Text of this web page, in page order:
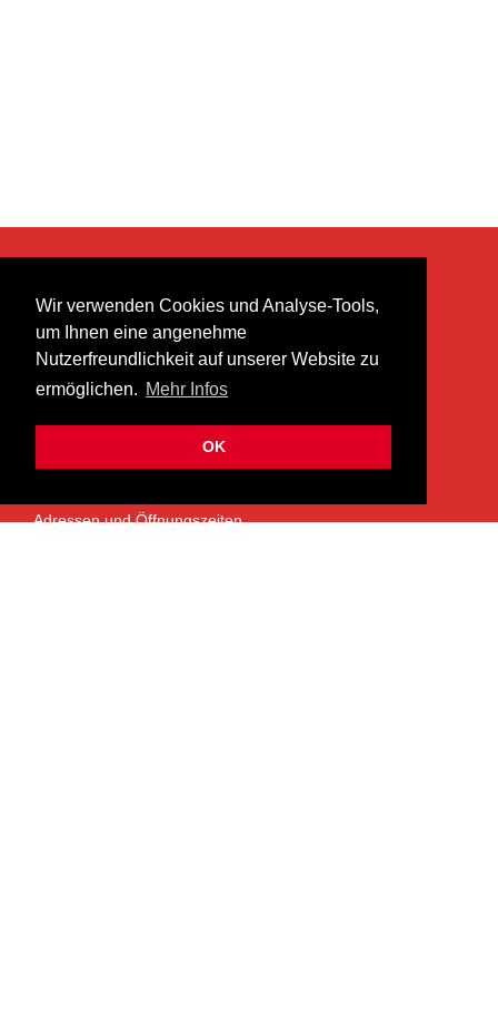
Wir verwenden Cookies und Analyse-Tools,
um Ihnen eine angenehme
Nutzerfreundlichkeit auf unserer Website zu
ermöglichen. Mehr Infos
OK
heer musik ag
Lättenstrasse 35
8952 Schlieren
info@heermusic.com
ÜBER UNS
Adressen und Öffnungszeiten